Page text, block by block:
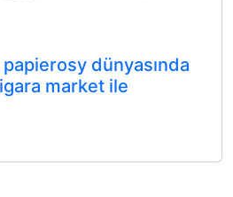
dünyasında
market ile